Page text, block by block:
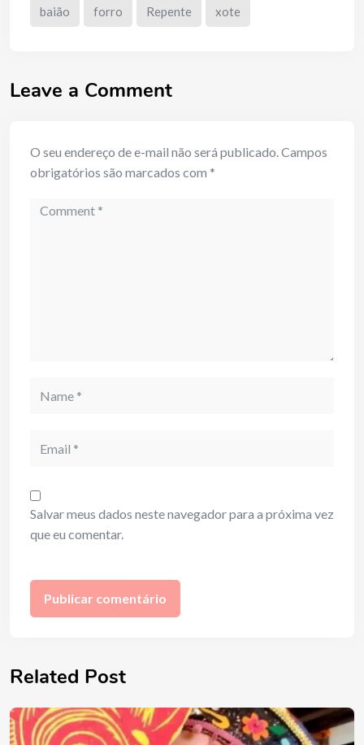
baião forro Repente xote
Leave a Comment
O seu endereço de e-mail não será publicado.Campos
obrigatórios são marcados com *
Comment
Salvar meus dados neste navegador para a próxima vez
que eu comentar.
Related Post